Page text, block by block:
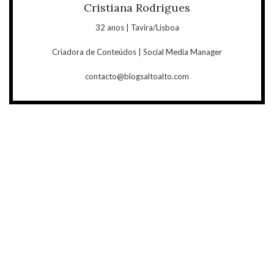
Cristiana Rodrigues
32 anos | Tavira/Lisboa
Criadora de Conteúdos | Social Media Manager
contacto@blogsaltoalto.com